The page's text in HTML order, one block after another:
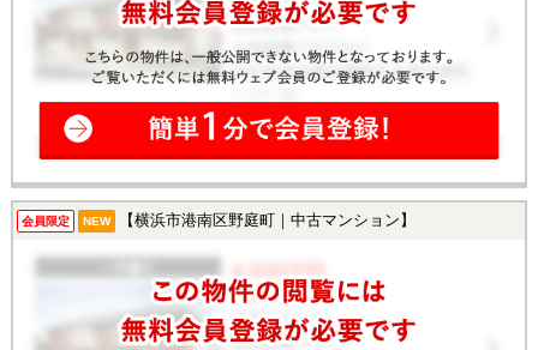
会員限定 NEW 【横浜市港南区野庭町｜中古マンション】